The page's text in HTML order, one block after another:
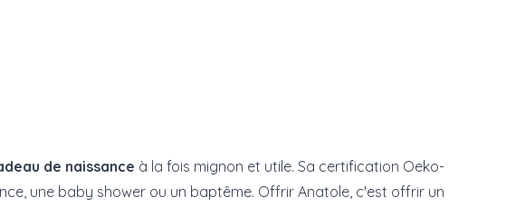
de naissance à la fois mignon et utile. Sa certification Oeko-
une baby shower ou un baptême. Offrir Anatole, c'est offrir un